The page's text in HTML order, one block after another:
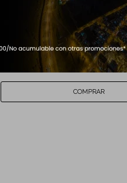
ALMOHADILLA MEMORIA